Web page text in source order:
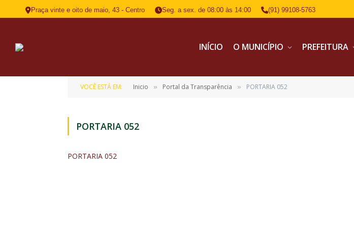
Praça vinte e oito de maio, 43 - Centro Seg. a sex. de 08:00 às 14:00 (91) 99108-5763
INÍCIO O MUNICÍPIO PREFEITURA
VOCÊ ESTÁ EM: Inicio » Portal da Transparência » PORTARIA 052
PORTARIA 052
PORTARIA 052